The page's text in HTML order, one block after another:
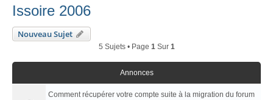
Issoire 2006
Nouveau Sujet
5 Sujets • Page 1Sur 1
Annonces
Comment récupérer votre compte suite à la migration du forum